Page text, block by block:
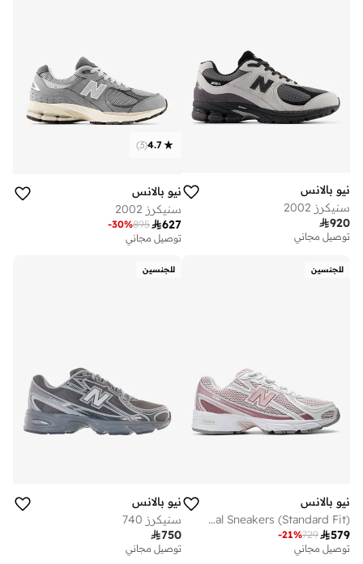
نيو بالانس
سنيكرز 2002
920
توصيل مجاني
4.7
(
3
)
نيو بالانس
سنيكرز 2002
627
895
-30%
توصيل مجاني
للجنسين
نيو بالانس
Unisex 740 casual Sneakers (Standard Fit)
579
729
-21%
توصيل مجاني
للجنسين
نيو بالانس
سنيكرز 740
750
توصيل مجاني